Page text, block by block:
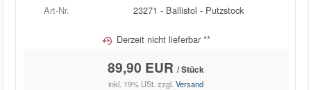
Art-Nr.
23271 - Ballistol - Putzstock
Derzeit nicht lieferbar **
89,90 EUR / Stück
inkl. 19% USt. zzgl. Versand